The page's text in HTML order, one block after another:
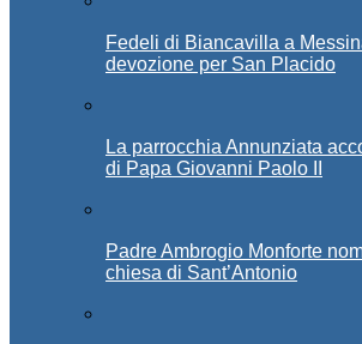
Fedeli di Biancavilla a
devozione per San Placido
La parrocchia Annunziata
di Papa Giovanni Paolo II
Padre Ambrogio Monforte
chiesa di Sant’Antonio